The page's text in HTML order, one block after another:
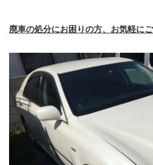
廃車の処分にお困りの方、お気軽にご